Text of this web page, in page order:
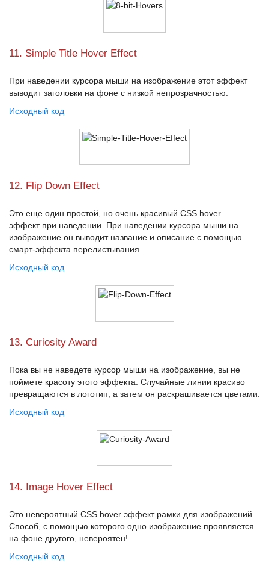
11. Simple Title Hover Effect
При наведении курсора мыши на изображение этот эффект
выводит заголовки на фоне с низкой непрозрачностью.
Исходный код
12. Flip Down Effect
Это еще один простой, но очень красивый CSS hover
эффектпри наведении. При наведении курсора мыши на
изображение он выводит название и описание с помощью
смарт-эффекта перелистывания.
Исходный код
13. Curiosity Award
Пока вы не наведете курсор мыши на изображение, вы не
поймете красоту этого эффекта. Случайные линии красиво
превращаются в логотип, а затем он раскрашивается цветами.
Исходный код
14. Image Hover Effect
Это невероятный CSS hover эффектрамки для изображений.
Способ, с помощью которого одно изображение проявляется
на фоне другого, невероятен!
Исходный код